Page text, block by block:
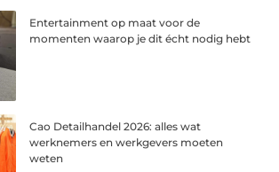
Entertainment op maat voor de
momenten waarop je dit écht nodig hebt
Cao Detailhandel 2026: alles wat
werknemers en werkgevers moeten
weten